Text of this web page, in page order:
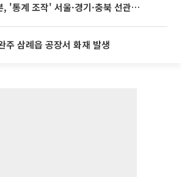
계 조작' 서울·경기·충북 선관위 등 추가 압수수색
주 삼례읍 공장서 화재 발생